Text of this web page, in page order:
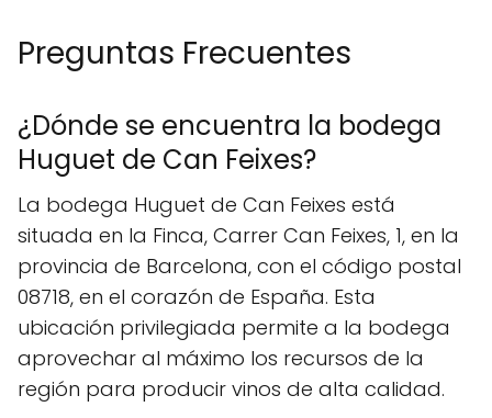
Preguntas Frecuentes
¿Dónde se encuentra la bodega
Huguet de Can Feixes?
La bodega Huguet de Can Feixes está
situada en la Finca, Carrer Can Feixes, 1, en la
provincia de Barcelona, con el código postal
08718, en el corazón de España. Esta
ubicación privilegiada permite a la bodega
aprovechar al máximo los recursos de la
región para producir vinos de alta calidad.